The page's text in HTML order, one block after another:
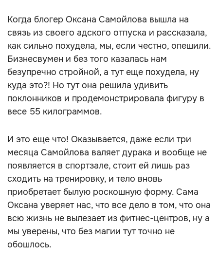
Когда блогер Оксана Самойлова вышла на
связь из своего адского отпуска и рассказала,
как сильно похудела, мы, если честно, опешили.
Бизнесвумен и без того казалась нам
безупречно стройной, а тут еще похудела, ну
куда это?! Но тут она решила удивить
поклонников и продемонстрировала фигуру в
весе 55 килограммов.
И это еще что! Оказывается, даже если три
месяца Самойлова валяет дурака и вообще не
появляется в спортзале, стоит ей лишь раз
сходить на тренировку, и тело вновь
приобретает былую роскошную форму. Сама
Оксана уверяет нас, что все дело в том, что она
всю жизнь не вылезает из фитнес-центров, ну а
мы уверены, что без магии тут точно не
обошлось.